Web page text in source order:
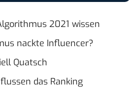
2021 wissen
nackte Influencer?
Quatsch
das Ranking